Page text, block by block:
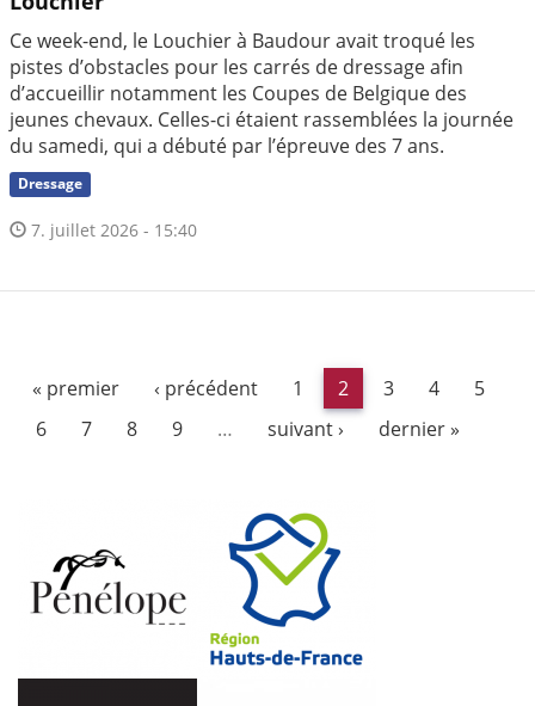
Ce week-end, le Louchier à Baudour avait troqué les
pistes d’obstacles pour les carrés de dressage afin
d’accueillir notamment les Coupes de Belgique des
jeunes chevaux. Celles-ci étaient rassemblées la journée
du samedi, qui a débuté par l’épreuve des 7 ans.
Dressage
7. juillet 2026 - 15:40
« premier ‹ précédent 1 2 3 4
5
6
7 8 9 … suivant › dernier »